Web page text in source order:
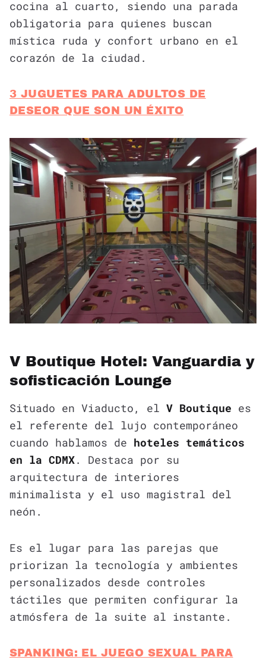
cocina al cuarto, siendo una parada
obligatoria para quienes buscan
mística ruda y confort urbano en el
corazón de la ciudad.
3 JUGUETES PARA ADULTOS DE
DESEOR QUE SON UN ÉXITO
V Boutique Hotel: Vanguardia y
sofisticación Lounge
Situado en Viaducto, el V Boutique es
el referente del lujo contemporáneo
cuando hablamos de hoteles temáticos
en la CDMX. Destaca por su
arquitectura de interiores
minimalista y el uso magistral del
neón.
Es el lugar para las parejas que
priorizan la tecnología y ambientes
personalizados desde controles
táctiles que permiten configurar la
atmósfera de la suite al instante.
SPANKING: EL JUEGO SEXUAL PARA